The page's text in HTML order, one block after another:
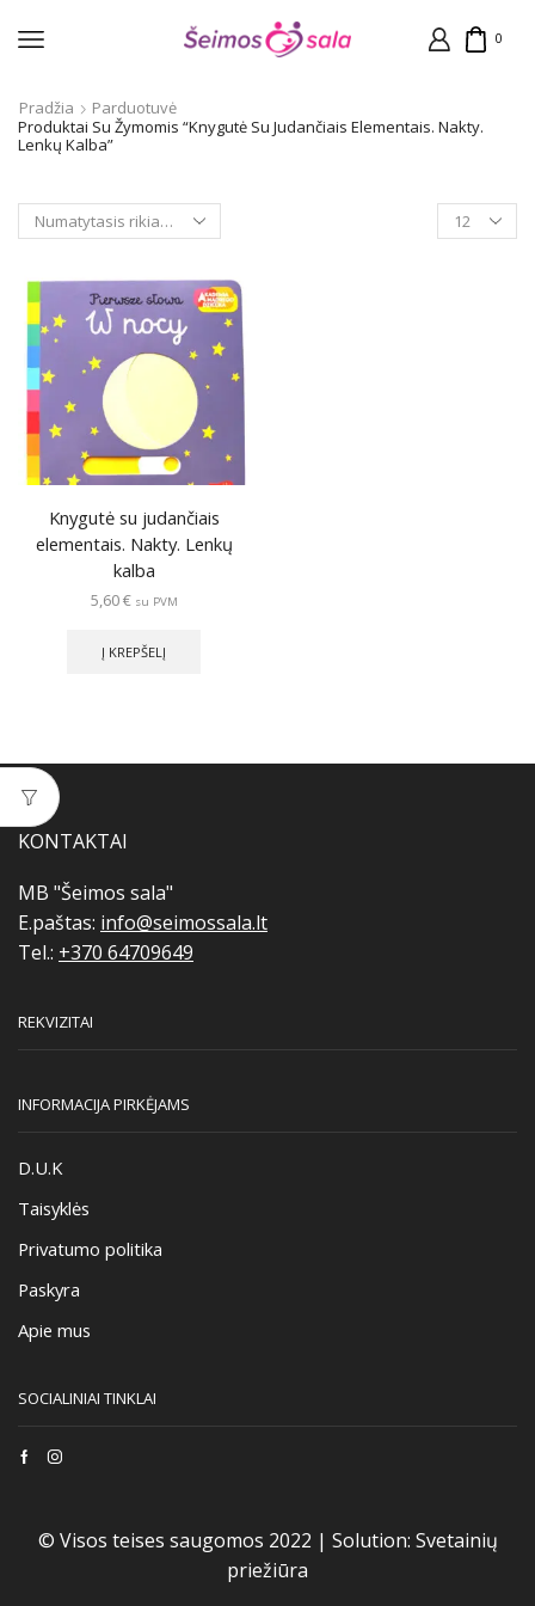
0
Pradžia
Parduotuvė
Produktai Su Žymomis “Knygutė Su Judančiais Elementais. Nakty.
Lenkų Kalba”
Products
per
Knygutė su judančiais
elementais. Nakty. Lenkų
kalba
5,60€ su PVM
Į KREPŠELĮ
KONTAKTAI
MB "Šeimos sala"
E.paštas: info@seimossala.lt
Tel.: +370 64709649
REKVIZITAI
INFORMACIJA PIRKĖJAMS
D.U.K
Taisyklės
Privatumo politika
Paskyra
Apie mus
SOCIALINIAI TINKLAI
FacebookInstagram
© Visos teises saugomos 2022 | Solution: Svetainių
priežiūra